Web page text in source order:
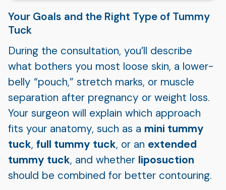
Your Goals and the Right Type of Tummy
Tuck
During the consultation, you’ll describe
what bothers you most loose skin, a lower-
belly “pouch,” stretch marks, or muscle
separation after pregnancy or weight loss.
Your surgeon will explain which approach
fits your anatomy, such as a mini tummy
tuck, full tummy tuck, or an extended
tummy tuck, and whether liposuction
should be combined for better contouring.